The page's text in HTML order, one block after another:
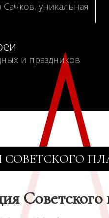
уникальная
и праздников
СОВЕТСКОГО
Советского